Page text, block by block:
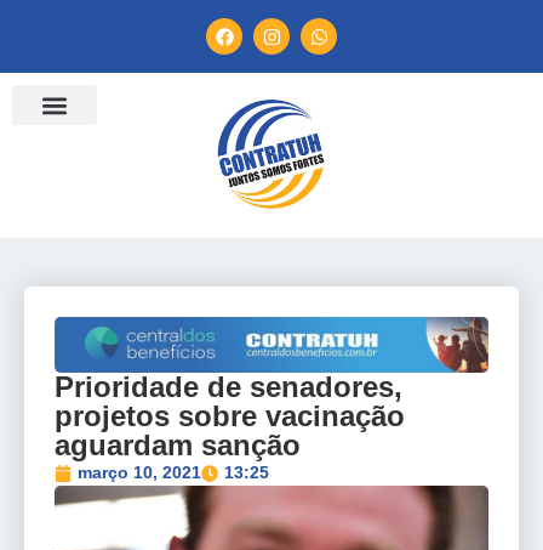
Prioridade de senadores,
projetos sobre vacinação
aguardam sanção
março 10, 2021 13:25